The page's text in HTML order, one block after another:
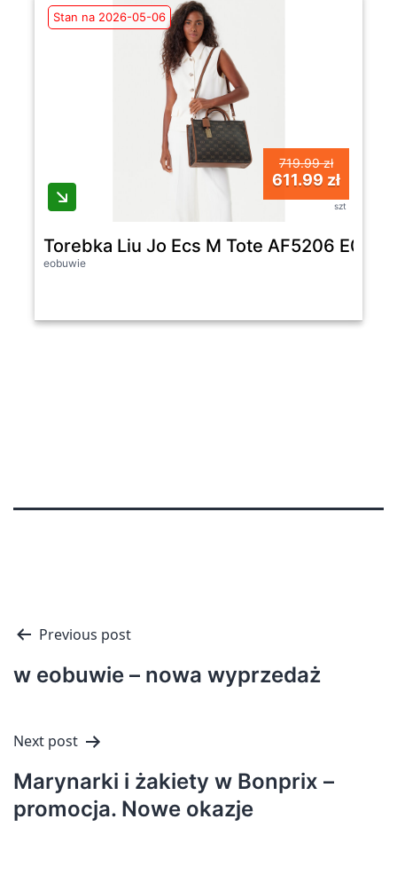
Stan na 2026-05-06
719.99 zł
611.99 zł
szt
Torebka Liu Jo Ecs M Tote AF5206
eobuwie
Nawigacja
wpisu
Previous post
w eobuwie – nowa wyprzedaż
Next post
Marynarki i żakiety w Bonprix –
promocja. Nowe okazje